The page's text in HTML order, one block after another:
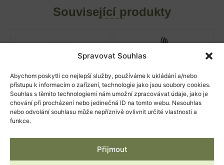
Spravovat Souhlas
Abychom poskytli co nejlepší služby, používáme k ukládání a/nebo
přístupu k informacím o zařízení, technologie jako jsou soubory cookies.
Souhlas s těmito technologiemi nám umožní zpracovávat údaje, jako je
chování při procházení nebo jedinečná ID na tomto webu. Nesouhlas
nebo odvolání souhlasu může nepříznivě ovlivnit určité vlastnosti a
funkce.
Přijmout
Související produkty
Zimní lovecké kalhoty s
Zimní lovecké kalhoty
PERCUSSION GRAND
NORD s fleecovou
podšívkou (10101)